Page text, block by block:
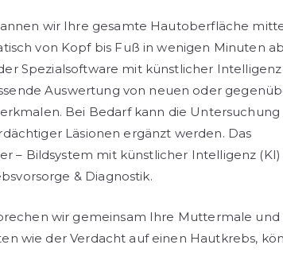
wir Ihre gesamte Hautoberfläche
von Kopf bis Fuß in wenigen Minuten
Spezialsoftware mit künstlicher
Auswertung von neuen oder
Bei Bedarf kann die
Läsionen ergänzt werden. Das
– Bildsystem mit künstlicher Intelligenz
& Diagnostik.
wir gemeinsam Ihre Muttermale und
wie der Verdacht auf einen Hautkrebs,